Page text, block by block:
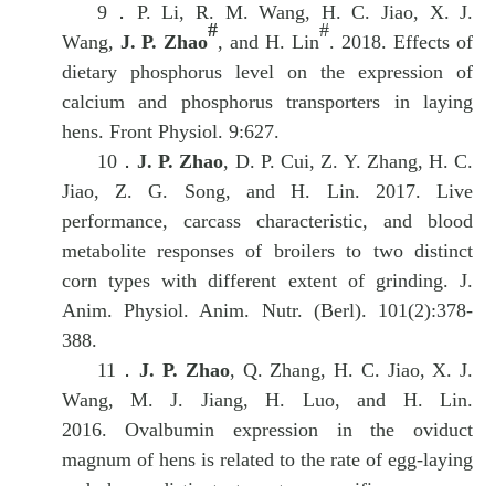
9． P. Li, R. M. Wang, H. C. Jiao, X. J.
Wang, J. P. Zhao
#
, andH. Lin
#
. 2018.Effects of
dietary phosphorus level on the expression of
calcium and phosphorus transporters in laying
hens. Front Physiol. 9:627.
10． J. P. Zhao, D. P. Cui, Z. Y. Zhang, H. C.
Jiao, Z. G. Song, and H. Lin. 2017. Live
performance, carcass characteristic, and blood
metabolite responses of broilers to two distinct
corn types with different extent of grinding.J.
Anim. Physiol. Anim. Nutr. (Berl). 101(2):378-
388.
11．J. P. Zhao, Q. Zhang, H. C. Jiao, X. J.
Wang, M. J. Jiang, H. Luo, and H. Lin.
2016. Ovalbumin expression in the oviduct
magnum of hens is related to the rate of egg-laying